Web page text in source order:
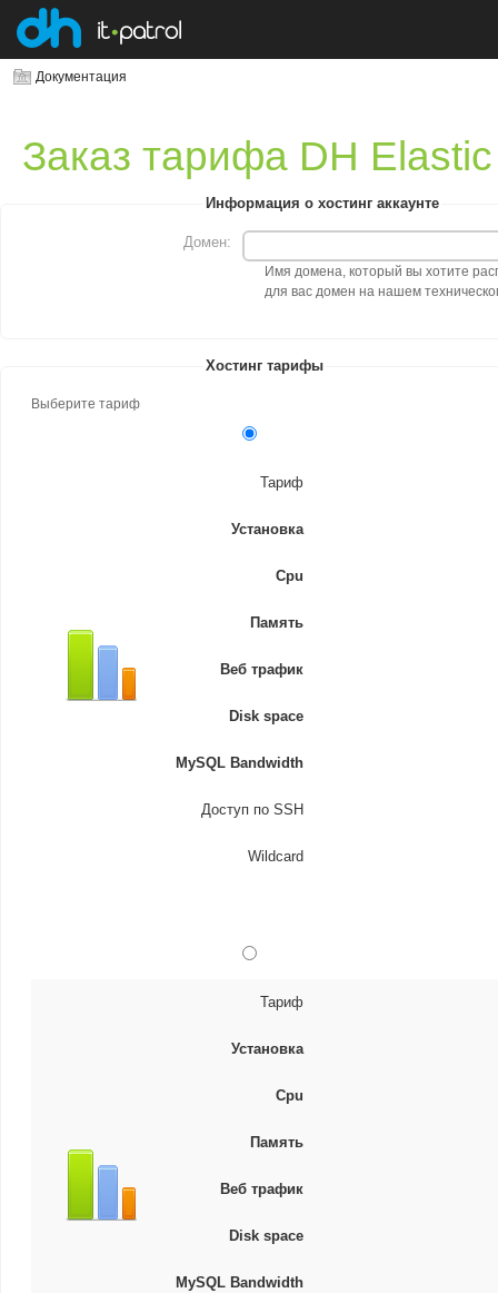
Документация
Заказ тарифа DH Elastic
Информация о хостинг аккаунте
Домен:
Имя домена, который вы хотите
для вас домен на нашем
Хостинг тарифы
Выберите тариф
Тариф
Установка
Cpu
Память
Веб трафик
Disk space
MySQL Bandwidth
Доступ по SSH
Wildcard
Тариф
Установка
Cpu
Память
Веб трафик
Disk space
MySQL Bandwidth